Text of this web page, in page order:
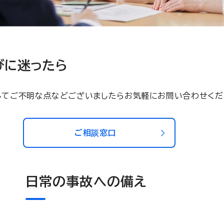
迷ったら
ご不明な点などございましたらお気軽にお問い合わせくだ
ご相談窓口
日常の事故への備え